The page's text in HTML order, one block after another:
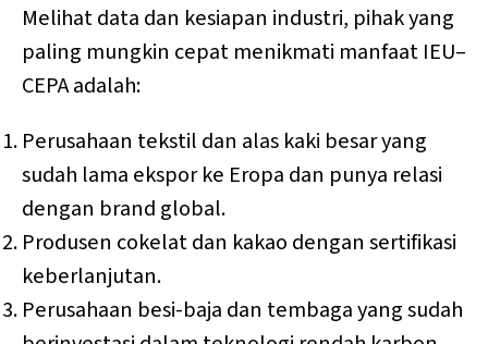
Melihat data dan kesiapan industri, pihak yang
paling mungkin cepat menikmati manfaat IEU–
CEPA adalah:
Perusahaan tekstil dan alas kaki besar yang
sudah lama ekspor ke Eropa dan punya relasi
dengan brand global.
Produsen cokelat dan kakao dengan sertifikasi
keberlanjutan.
Perusahaan besi-baja dan tembaga yang sudah